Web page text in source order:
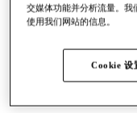
交媒体功能并分析流量。我
使用我们网站的信息。
Cookie 设